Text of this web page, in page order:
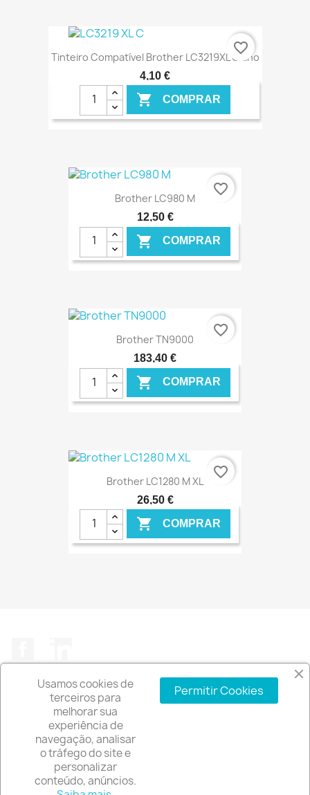
Tinteiro Compatível Brother LC3219XL Ciano
4,10 €
 COMPRAR
€ ONLINE
favorite_border
Brother LC980 M
12,50 €
 COMPRAR
€ ONLINE
favorite_border
Brother TN9000
183,40 €
 COMPRAR
€ ONLINE
favorite_border
Brother LC1280 M XL
26,50 €
 COMPRAR
favorite_border
A EMPRESA
INFORMAÇÃO DA LOJA
© 2026 - Software de comércio eletrónico por
Usamos cookies de
terceiros para
melhorar sua
experiência de
navegação, analisar
o tráfego do site e
personalizar
conteúdo, anúncios.
Permitir Cookies